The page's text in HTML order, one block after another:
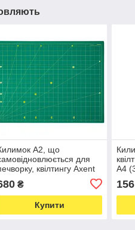
А2, що
для
квілтингу Axent
Pro 7905-A п'ятишаровий
60×45 см (6008)
₴
Купити
А4
156